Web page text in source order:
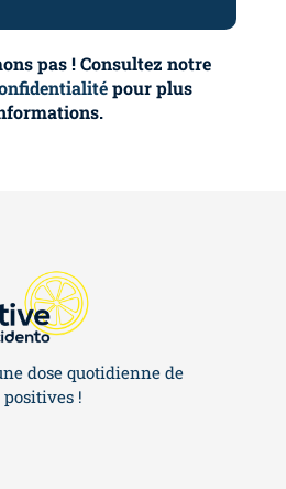
pas ! Consultez notre
pour plus
dose quotidienne de
!